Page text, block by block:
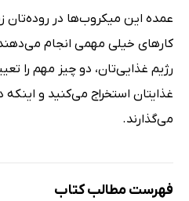
عمده این میکروب‌ها در روده‌تان
کارهای خیلی مهمی انجام
رژیم غذایی‌تان، دو چیز مهم را
غذایتان استخراج می‌کنید و
می‌گذارند.
فهرست مطالب کتاب